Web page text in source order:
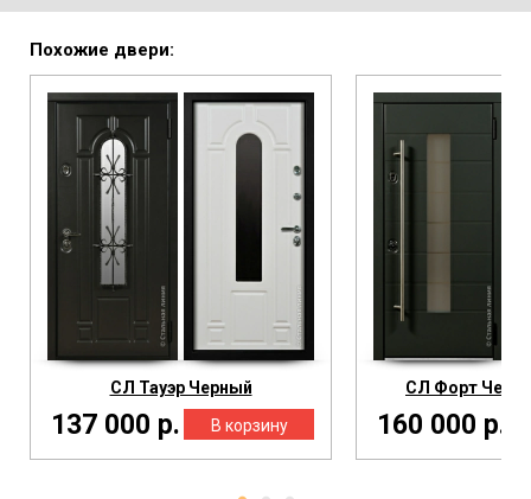
Похожие двери:
СЛ Тауэр Черный
137 000 р.
СЛ Форт
160 000 р.